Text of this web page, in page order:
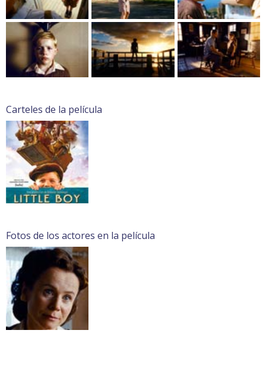
Carteles de la película
Fotos de los actores en la película